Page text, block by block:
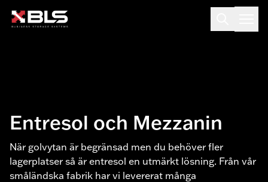
Entresol och Mezzanin
När golvytan är begränsad men du behöver fler
lagerplatser så är entresol en utmärkt lösning. Från vår
småländska fabrik har vi levererat många